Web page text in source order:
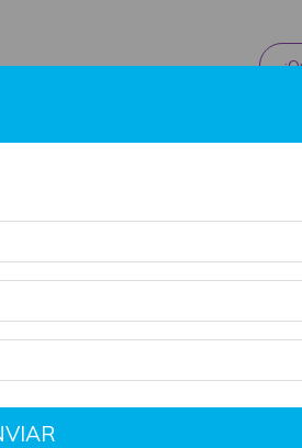
y tienen su tiempo de
barnes